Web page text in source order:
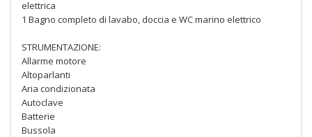
elettrica
1 Bagno completo di lavabo, doccia e WC marino elettrico
STRUMENTAZIONE:
Allarme motore
Altoparlanti
Aria condizionata
Autoclave
Batterie
Bussola